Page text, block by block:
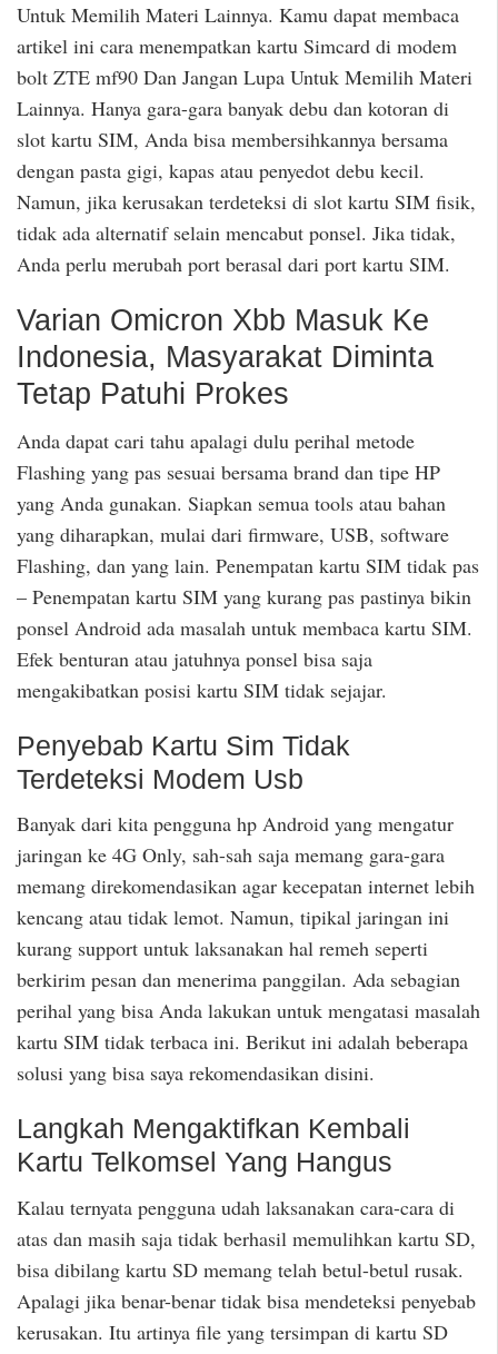
Untuk Memilih Materi Lainnya. Kamu dapat membaca
artikel ini cara menempatkan kartu Simcard di modem
bolt ZTE mf90 Dan Jangan Lupa Untuk Memilih Materi
Lainnya. Hanya gara-gara banyak debu dan kotoran di
slot kartu SIM, Anda bisa membersihkannya bersama
dengan pasta gigi, kapas atau penyedot debu kecil.
Namun, jika kerusakan terdeteksi di slot kartu SIM fisik,
tidak ada alternatif selain mencabut ponsel. Jika tidak,
Anda perlu merubah port berasal dari port kartu SIM.
Varian Omicron Xbb Masuk Ke
Indonesia, Masyarakat Diminta
Tetap Patuhi Prokes
Anda dapat cari tahu apalagi dulu perihal metode
Flashing yang pas sesuai bersama brand dan tipe HP
yang Anda gunakan. Siapkan semua tools atau bahan
yang diharapkan, mulai dari firmware, USB, software
Flashing, dan yang lain. Penempatan kartu SIM tidak pas
– Penempatan kartu SIM yang kurang pas pastinya bikin
ponsel Android ada masalah untuk membaca kartu SIM.
Efek benturan atau jatuhnya ponsel bisa saja
mengakibatkan posisi kartu SIM tidak sejajar.
Penyebab Kartu Sim Tidak
Terdeteksi Modem Usb
Banyak dari kita pengguna hp Android yang mengatur
jaringan ke 4G Only, sah-sah saja memang gara-gara
memang direkomendasikan agar kecepatan internet lebih
kencang atau tidak lemot. Namun, tipikal jaringan ini
kurang support untuk laksanakan hal remeh seperti
berkirim pesan dan menerima panggilan. Ada sebagian
perihal yang bisa Anda lakukan untuk mengatasi masalah
kartu SIM tidak terbaca ini. Berikut ini adalah beberapa
solusi yang bisa saya rekomendasikan disini.
Langkah Mengaktifkan Kembali
Kartu Telkomsel Yang Hangus
Kalau ternyata pengguna udah laksanakan cara-cara di
atas dan masih saja tidak berhasil memulihkan kartu SD,
bisa dibilang kartu SD memang telah betul-betul rusak.
Apalagi jika benar-benar tidak bisa mendeteksi penyebab
kerusakan. Itu artinya file yang tersimpan di kartu SD